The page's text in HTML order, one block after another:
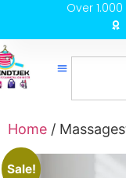
Over
Home /
Sale!